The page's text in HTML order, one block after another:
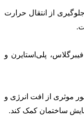
از انتقال حرارت
فیبرگلاس، پلی‌استایرن و
موثری از افت انرژی و
ساختمان کمک کند.